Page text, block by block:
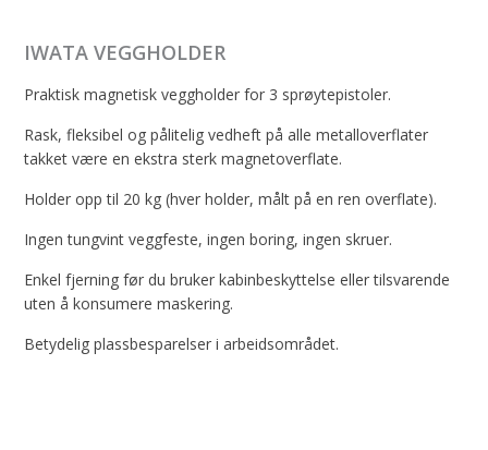
IWATA VEGGHOLDER
Praktisk magnetisk veggholder for 3 sprøytepistoler.
Rask, fleksibel og pålitelig vedheft på alle metalloverflater
takket være en ekstra sterk magnetoverflate.
Holder opp til 20 kg (hver holder, målt på en ren overflate).
Ingen tungvint veggfeste, ingen boring, ingen skruer.
Enkel fjerning før du bruker kabinbeskyttelse eller tilsvarende
uten å konsumere maskering.
Betydelig plassbesparelser i arbeidsområdet.